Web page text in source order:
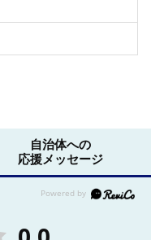
自治体への
応援メッセージ